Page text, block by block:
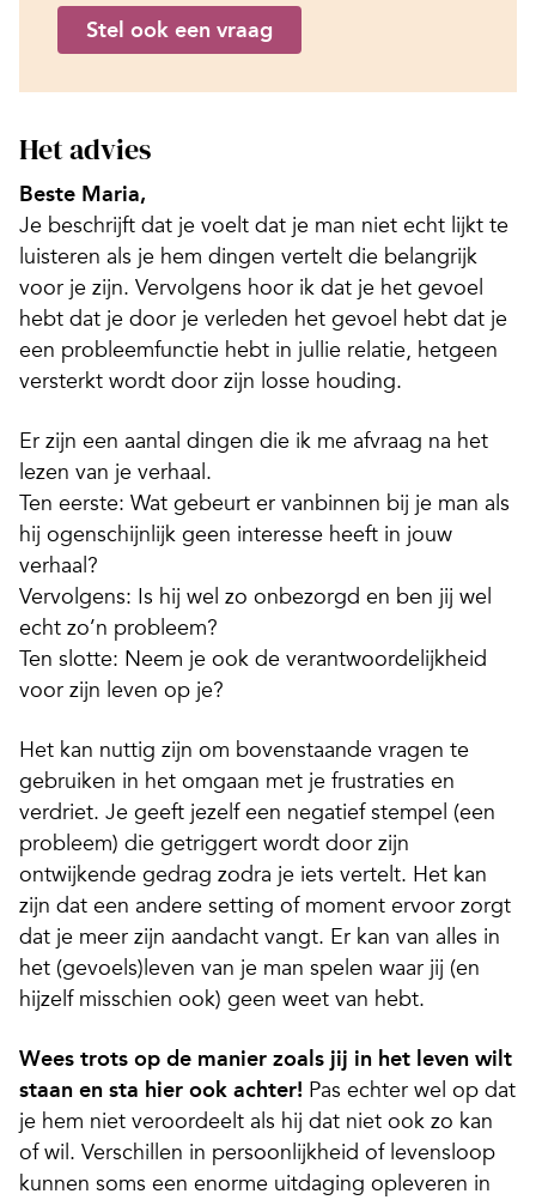
Stel ook een vraag
Het advies
Beste Maria,
Je beschrijft dat je voelt dat je man niet echt lijkt te
luisteren als je hem dingen vertelt die belangrijk
voor je zijn. Vervolgens hoor ik dat je het gevoel
hebt dat je door je verleden het gevoel hebt dat je
een probleemfunctie hebt in jullie relatie, hetgeen
versterkt wordt door zijn losse houding.
Er zijn een aantal dingen die ik me afvraag na het
lezen van je verhaal.
Ten eerste: Wat gebeurt er vanbinnen bij je man als
hij ogenschijnlijk geen interesse heeft in jouw
verhaal?
Vervolgens: Is hij wel zo onbezorgd en ben jij wel
echt zo’n probleem?
Ten slotte: Neem je ook de verantwoordelijkheid
voor zijn leven op je?
Het kan nuttig zijn om bovenstaande vragen te
gebruiken in het omgaan met je frustraties en
verdriet. Je geeft jezelf een negatief stempel (een
probleem) die getriggert wordt door zijn
ontwijkende gedrag zodra je iets vertelt. Het kan
zijn dat een andere setting of moment ervoor zorgt
dat je meer zijn aandacht vangt. Er kan van alles in
het (gevoels)leven van je man spelen waar jij (en
hijzelf misschien ook) geen weet van hebt.
Wees trots op de manier zoals jij in het leven wilt
staan en sta hier ook achter! Pas echter wel op dat
je hem niet veroordeelt als hij dat niet ook zo kan
of wil. Verschillen in persoonlijkheid of levensloop
kunnen soms een enorme uitdaging opleveren in